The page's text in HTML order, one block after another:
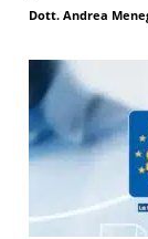
Dott. Andrea